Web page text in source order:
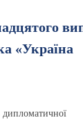
«Україна
дипломатичної